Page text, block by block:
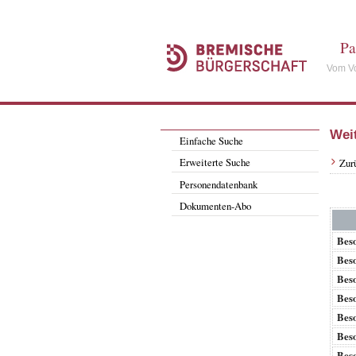
Vom
Einfache Suche
Erweiterte Suche
Personendatenbank
Dokumenten-Abo